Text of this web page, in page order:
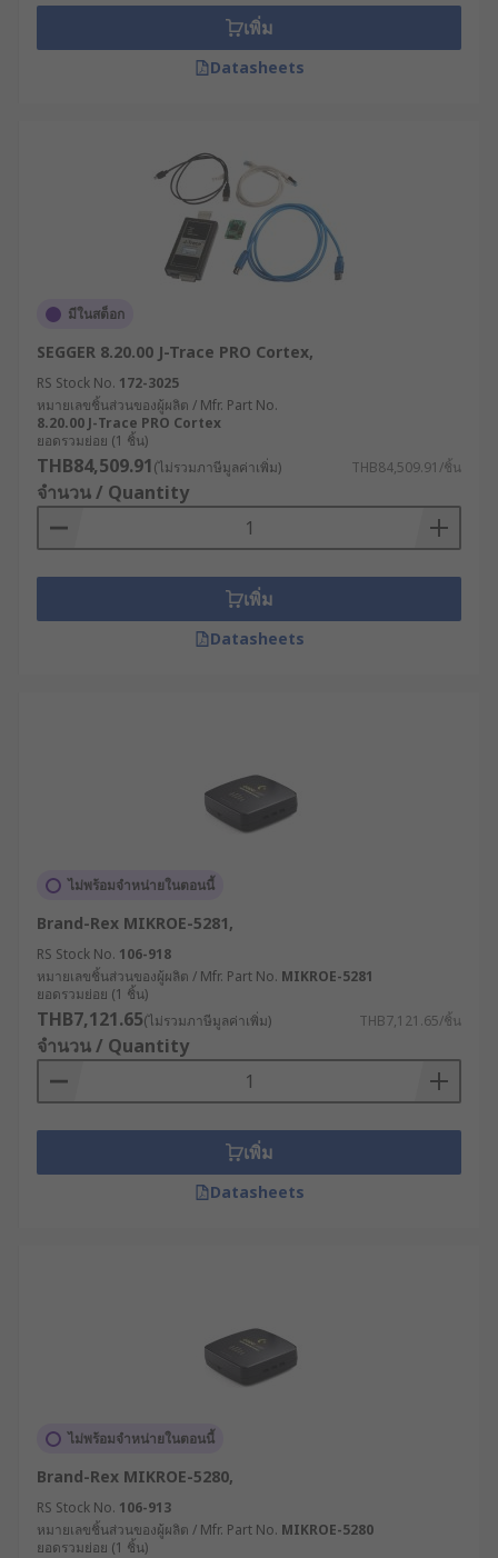
เพิ่ม
Datasheets
มีในสต็อก
SEGGER 8.20.00 J-Trace PRO Cortex,
RS Stock No. 172-3025
หมายเลขชิ้นส่วนของผู้ผลิต / Mfr. Part No.
8.20.00 J-Trace PRO Cortex
ยอดรวมย่อย (1 ชิ้น)
THB84,509.91(ไม่รวมภาษีมูลค่าเพิ่ม) THB84,509.91/ชิ้น
จำนวน / Quantity
เพิ่ม
Datasheets
ไม่พร้อมจำหน่ายในตอนนี้
Brand-Rex MIKROE-5281,
RS Stock No. 106-918
หมายเลขชิ้นส่วนของผู้ผลิต / Mfr. Part No. MIKROE-5281
ยอดรวมย่อย (1 ชิ้น)
THB7,121.65(ไม่รวมภาษีมูลค่าเพิ่ม) THB7,121.65/ชิ้น
จำนวน / Quantity
เพิ่ม
Datasheets
ไม่พร้อมจำหน่ายในตอนนี้
Brand-Rex MIKROE-5280,
RS Stock No. 106-913
หมายเลขชิ้นส่วนของผู้ผลิต / Mfr. Part No. MIKROE-5280
ยอดรวมย่อย (1 ชิ้น)